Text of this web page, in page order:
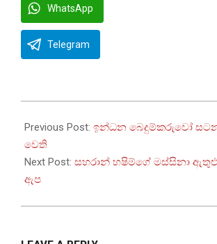
WhatsApp
Telegram
03-
03
Previous Post: ඉන්ධන බෙදුම්කරුවෝ
වෙති
Next Post: සහරාන් හෂිම්ගේ මස්සිනා
ඇප